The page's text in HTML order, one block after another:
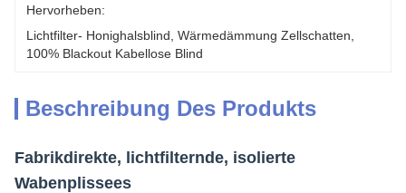
Hervorheben:
Lichtfilter- Honighalsblind Wärmedämmung Zellschatten
100% Blackout Kabellose Blind
Beschreibung Des Produkts
Fabrikdirekte, lichtfilternde, isolierte
Wabenplissees